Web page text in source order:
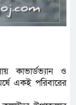
কাভার্ডভ্যান ও
একই পরিবারের